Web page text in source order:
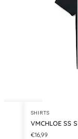
SHIRTS
VMCHLOE SS
€16,99